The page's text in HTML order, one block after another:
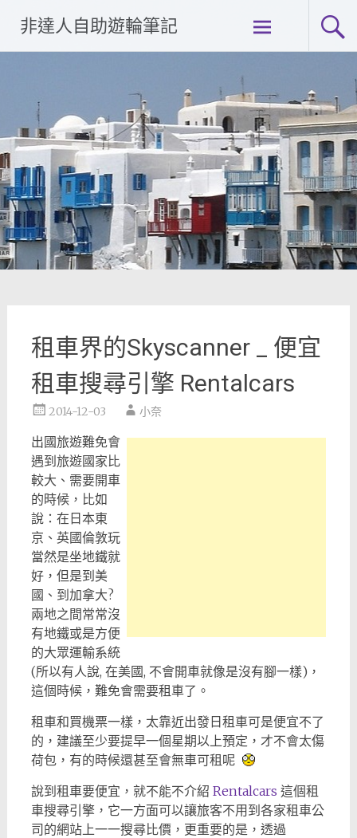
content
非達人自助遊輪筆記
租車界的Skyscanner _ 便宜
租車搜尋引擎 Rentalcars
2014-12-03 小奈
出國旅遊難免會
遇到旅遊國家比
較大、需要開車
的時候，比如
說：在日本東
京、英國倫敦玩
當然是坐地鐵就
好，但是到美
國、到加拿大?
兩地之間常常沒
有地鐵或是方便
的大眾運輸系統
(所以有人說, 在美國, 不會開車就像是沒有腳一樣)，
這個時候，難免會需要租車了。
租車和買機票一樣，太靠近出發日租車可是便宜不了
的，建議至少要提早一個星期以上預定，才不會太傷
荷包，有的時候還甚至會無車可租呢
說到租車要便宜，就不能不介紹 Rentalcars 這個租
車搜尋引擎，它一方面可以讓旅客不用到各家租車公
司的網站上一一搜尋比價，更重要的是，透過